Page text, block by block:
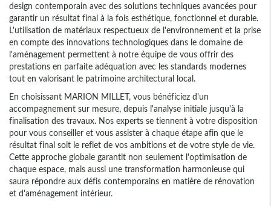
design contemporain avec des solutions techniques avancées pour
garantir un résultat final à la fois esthétique, fonctionnel et durable.
L'utilisation de matériaux respectueux de l'environnement et la prise
en compte des innovations technologiques dans le domaine de
l'aménagement permettent à notre équipe de vous offrir des
prestations en parfaite adéquation avec les standards modernes
tout en valorisant le patrimoine architectural local.
En choisissant MARION MILLET, vous bénéficiez d'un
accompagnement sur mesure, depuis l'analyse initiale jusqu'à la
finalisation des travaux. Nos experts se tiennent à votre disposition
pour vous conseiller et vous assister à chaque étape afin que le
résultat final soit le reflet de vos ambitions et de votre style de vie.
Cette approche globale garantit non seulement l'optimisation de
chaque espace, mais aussi une transformation harmonieuse qui
saura répondre aux défis contemporains en matière de rénovation
et d'aménagement intérieur.